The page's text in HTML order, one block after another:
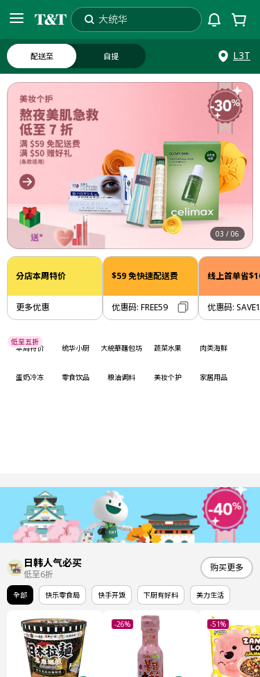
大统华
搜索
配送至 自提 L3T
03 / 06
分店本周特价
更多优惠
$59 免快速配送费
优惠码: FREE59
线上首单省$10
优惠码: SAVE10
低至五折
本周特价 统华小厨 大統華麵包坊 蔬菜水果 肉类海鲜
蛋奶冷冻 零食饮品 粮油调料 美妆个护 家居用品
日韩人气必买
低至6折
购买更多
全部 快乐零食局 快手开饭 下厨有好料 美力生活
-26% -51%